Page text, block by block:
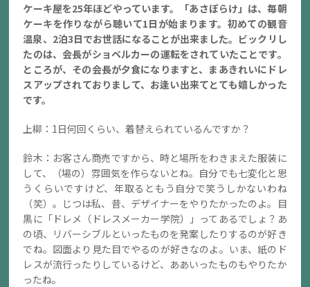
ケーキ屋を25年ほどやっています。「あさぼらけ」は、毎朝
ケーキを作りながら聴いて1日が始まります。初めての観音
温泉、2泊3日でお世話になることが出来ました。ビックリし
たのは、会長がショベルカーの運転をされていたことです。
ところが、その会長が夕食になりますと、まあきれいにドレ
スアップされておりまして、お逢い出来てとても嬉しかった
です。
上柳：1日何回くらい、着替えられているんですか？
鈴木：お客さん商売ですから、時と場所をわきまえた服装に
して、（場の）雰囲気を作らないとね。自分でも七変化と思
うくらいですけど、年取るともう自分で笑うしかないわね
（笑）。じつは私、昔、デザイナーをやりたかったのよ。目
黒に「ドレメ（ドレスメーカー学院）」ってあるでしょ？あ
の頃、リバーシブルといったものを発案したりするのが好き
でね。図面より見た目でやるのが好きなのよ。いま、紙のド
レスが流行ったりしているけど、ああいったものもやりたか
ったね。